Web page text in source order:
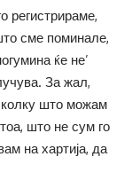
регистрираме,
сме поминале,
ќе не’
За жал,
што можам
што не сум го
на хартија, да